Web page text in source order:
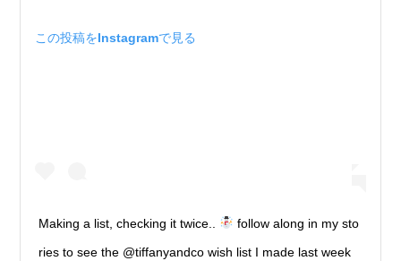
この投稿をInstagramで見る
Making a list, checking it twice..
follow along in my sto
ries to see the @tiffanyandco wish list I made last week